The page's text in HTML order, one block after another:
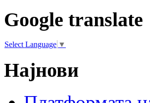
Google translate
Select Language ▼
Најнови